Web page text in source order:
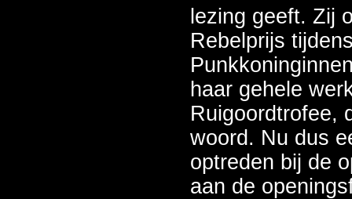
lezing geeft. Zij
Rebelprijs
haar gehele
Ruigoordtrofee,
woord. Nu dus
optreden bij de
aan de